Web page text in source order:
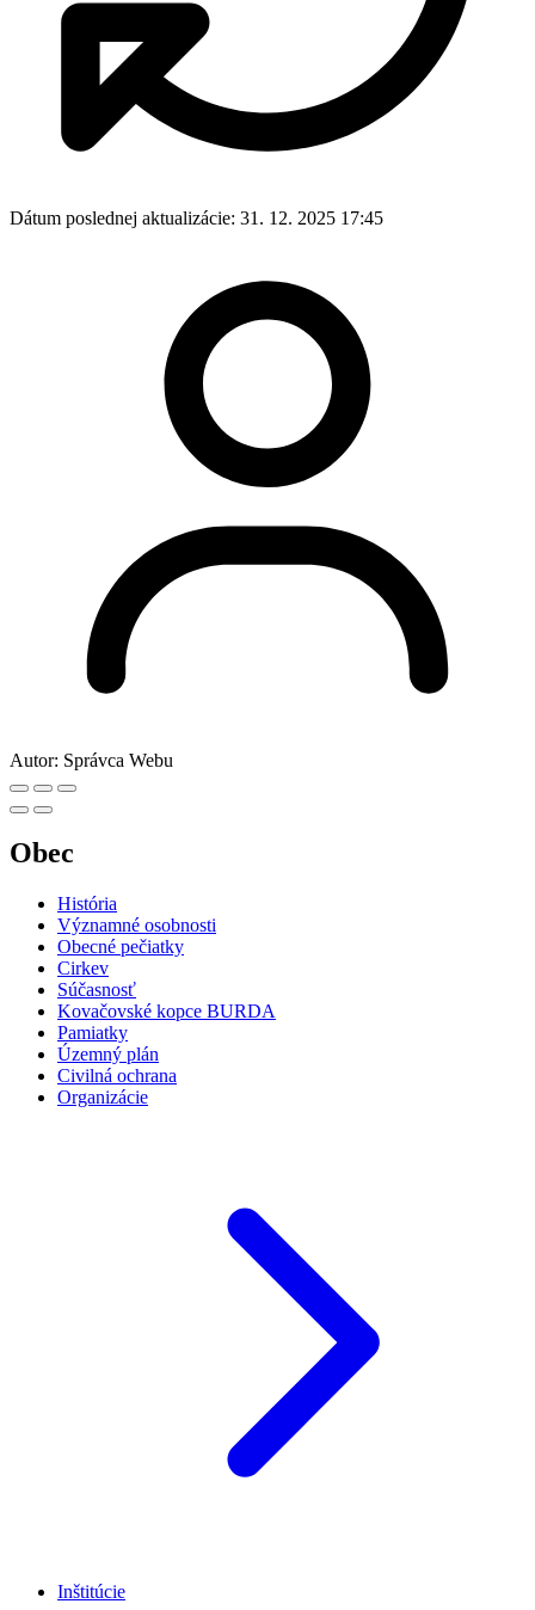
Dátum poslednej aktualizácie: 31. 12. 2025 17:45
Autor: Správca Webu
Obec
História
Významné osobnosti
Obecné pečiatky
Cirkev
Súčasnosť
Kovačovské kopce BURDA
Pamiatky
Územný plán
Civilná ochrana
Organizácie
Inštitúcie